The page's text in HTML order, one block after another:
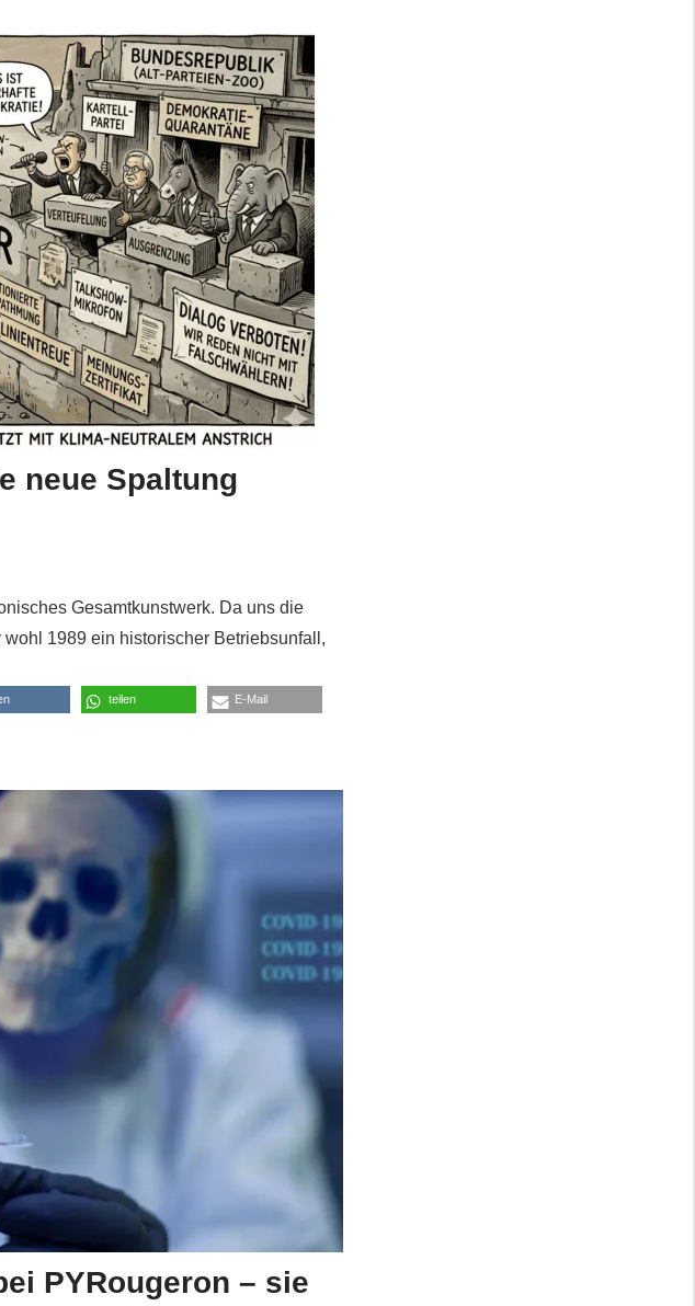
neue Spaltung
Gesamtkunstwerk. Da uns die
1989 ein historischer Betriebsunfall,
teilen E-Mail
PYRougeron – sie